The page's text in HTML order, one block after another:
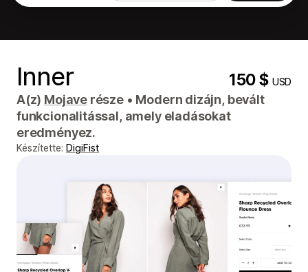
Inner 150 $USD
A(z) Mojave része • Modern dizájn, bevált
funkcionalitással, amely eladásokat
eredményez.
Készítette: DigiFist